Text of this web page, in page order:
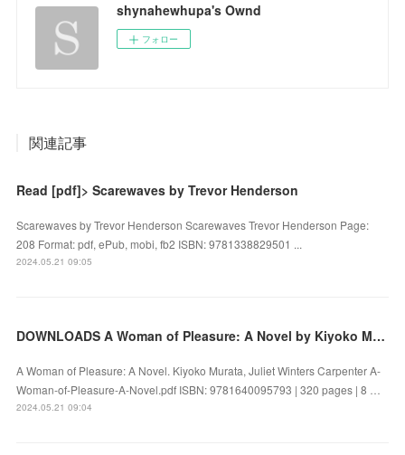
shynahewhupa's Ownd
フォロー
関連記事
Read [pdf]> Scarewaves by Trevor Henderson
Scarewaves by Trevor Henderson Scarewaves Trevor Henderson Page:
208 Format: pdf, ePub, mobi, fb2 ISBN: 9781338829501 ...
2024.05.21 09:05
DOWNLOADS A Woman of Pleasure: A Novel by Kiyoko Murata, Juliet Winters Carpenter
A Woman of Pleasure: A Novel. Kiyoko Murata, Juliet Winters Carpenter A-
Woman-of-Pleasure-A-Novel.pdf ISBN: 9781640095793 | 320 pages | 8 …
2024.05.21 09:04